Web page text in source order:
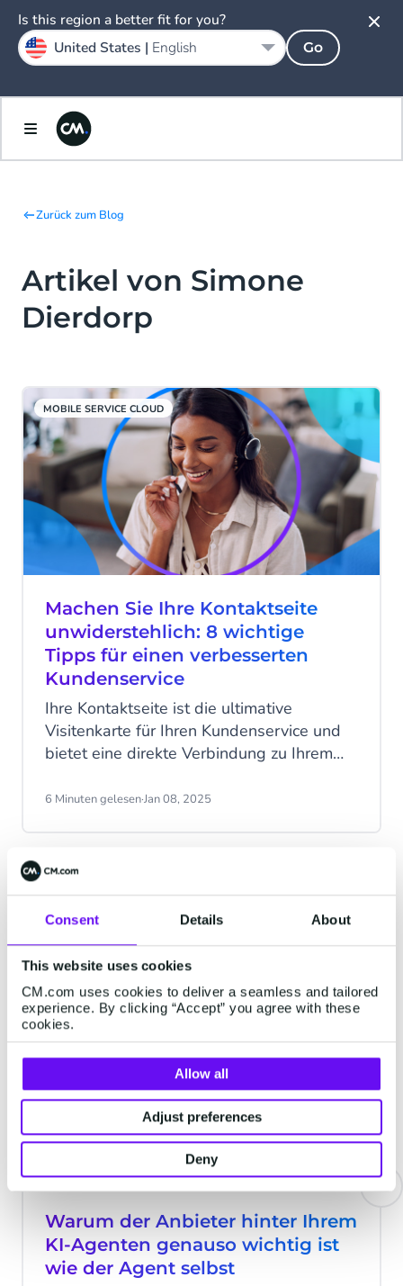
Consent Details About
This website uses cookies
CM.com uses cookies to deliver a seamless and tailored
experience. By clicking “Accept” you agree with these
cookies.
Allow all
Adjust preferences
Deny
Zurück zum Blog
Artikel von Simone
Dierdorp
MOBILE SERVICE CLOUD
Machen Sie Ihre Kontaktseite
unwiderstehlich: 8 wichtige
Tipps für einen verbesserten
Kundenservice
Ihre Kontaktseite ist die ultimative
Visitenkarte für Ihren Kundenservice und
bietet eine direkte Verbindung zu Ihrem
entscheidender Teil des
zu verbessern! Um dies zu erreichen, muss
Blog werden Sie 8 Schritte entdecken, die
Kontaktseite unwiderstehlich zu machen!
6 Minuten gelesen·Jan 08, 2025
Lassen Sie sich inspirieren
AI
Warum der Anbieter hinter Ihrem
KI-Agenten genauso wichtig ist
wie der Agent selbst
Is this region a better fit for you?
United States | English Go